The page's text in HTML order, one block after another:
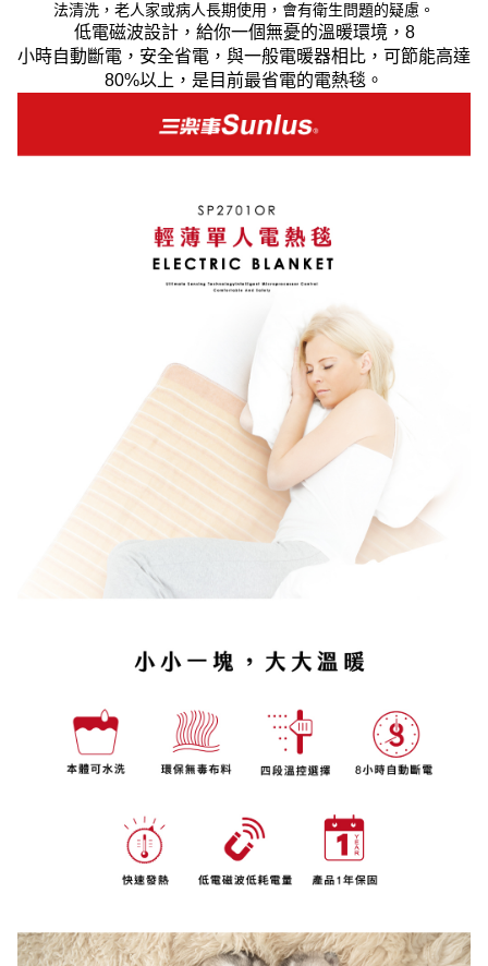
法清洗，老人家或病人長期使用，會有衛生問題的疑慮。
低電磁波設計，給你一個無憂的溫暖環境， 8
小時自動斷電，安全省電，與一般電暖器相比，可節能高達
80%以上，是目前最省電的電熱毯。